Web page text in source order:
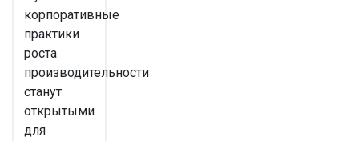
корпоративные
практики
роста
производительности
станут
открытыми
для